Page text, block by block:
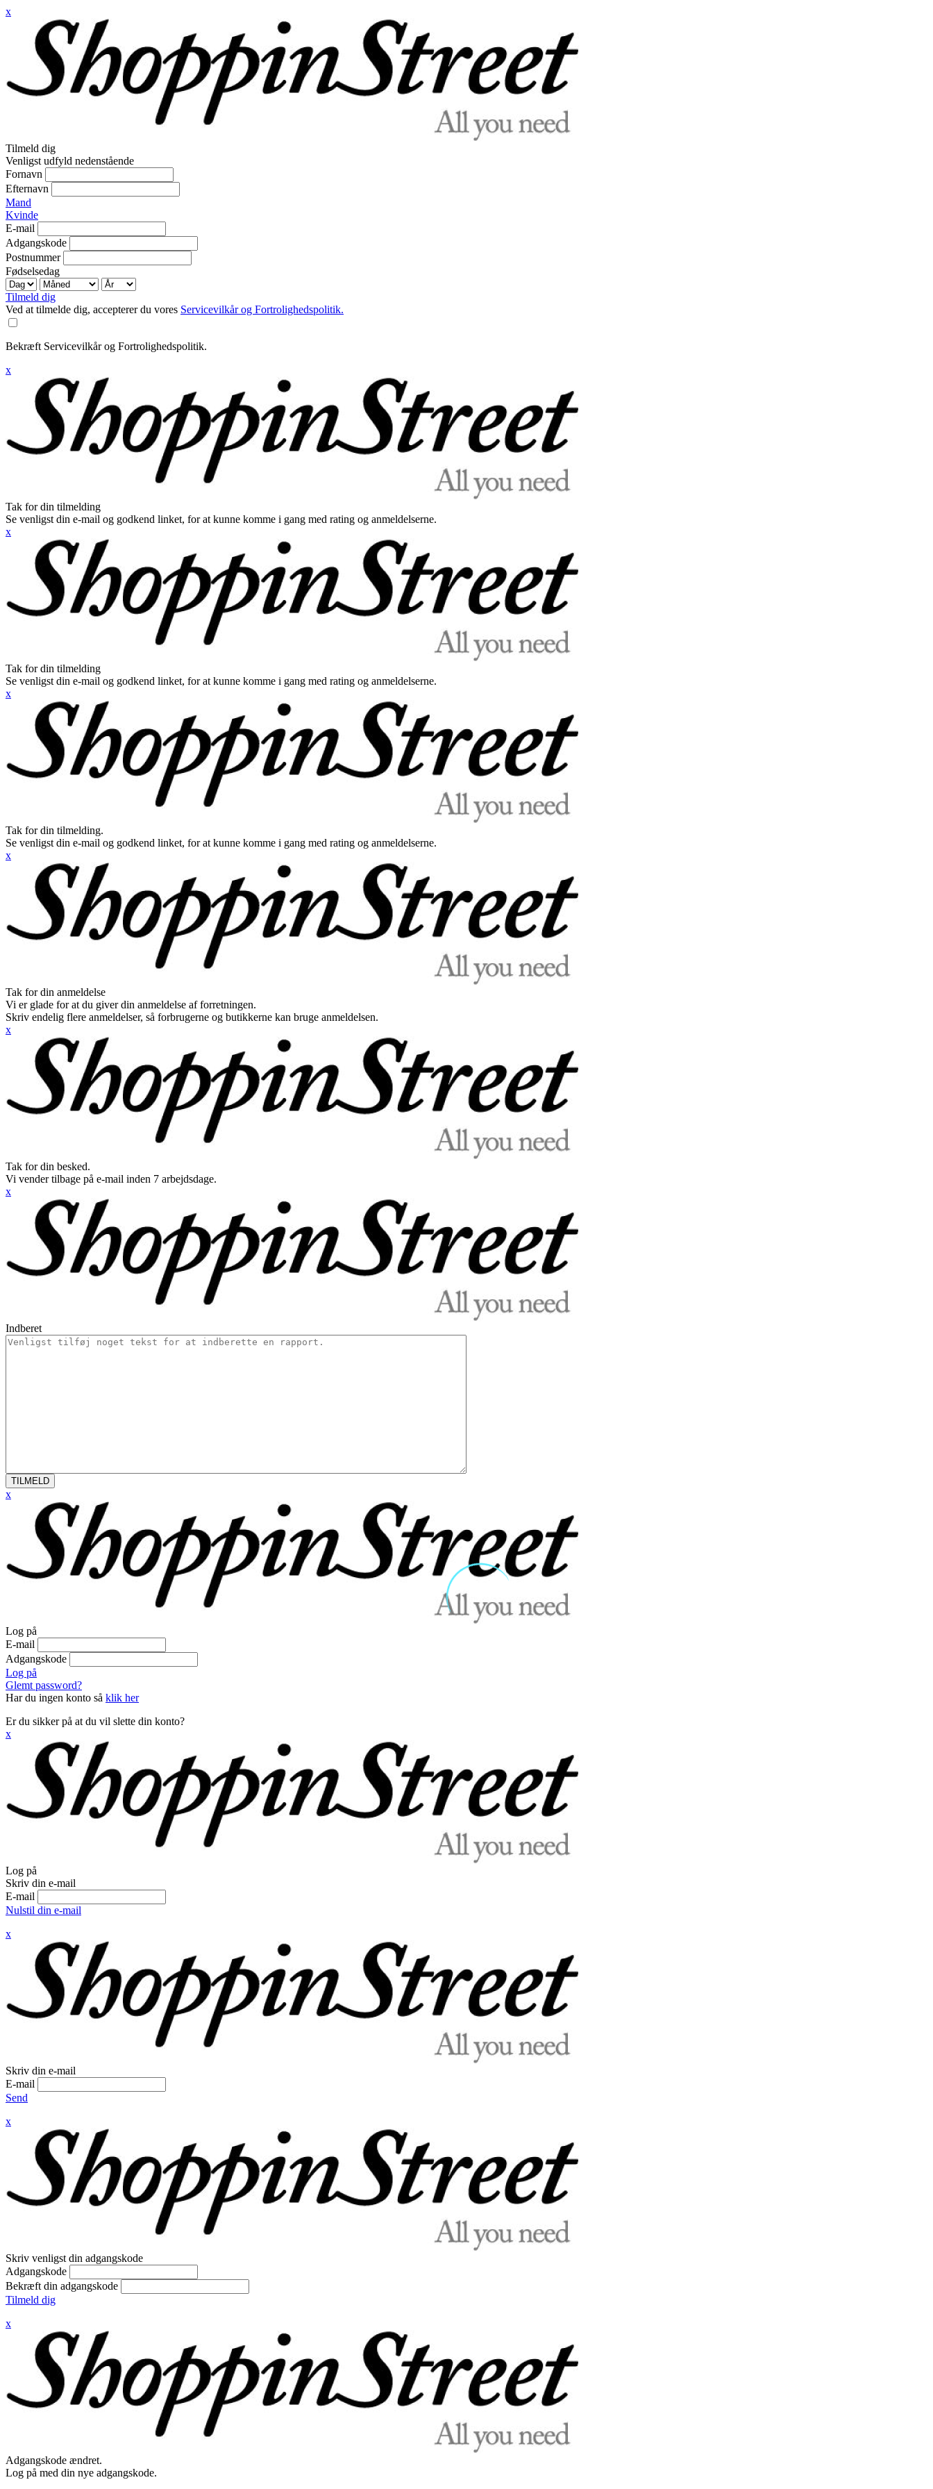
x
Tilmeld dig
Venligst udfyld nedenstående
Fornavn
Efternavn
Mand
Kvinde
E-mail
Adgangskode
Postnummer
Fødselsedag
Tilmeld dig
Ved at tilmelde dig, accepterer du vores Servicevilkår og Fortrolighedspolitik.
Bekræft Servicevilkår og Fortrolighedspolitik.
x
Tak for din tilmelding
Se venligst din e-mail og godkend linket, for at kunne komme i gang med rating og anmeldelserne.
x
Tak for din tilmelding
Se venligst din e-mail og godkend linket, for at kunne komme i gang med rating og anmeldelserne.
x
Tak for din tilmelding.
Se venligst din e-mail og godkend linket, for at kunne komme i gang med rating og anmeldelserne.
x
Tak for din anmeldelse
Vi er glade for at du giver din anmeldelse af forretningen.
Skriv endelig flere anmeldelser, så forbrugerne og butikkerne kan bruge anmeldelsen.
x
Tak for din besked.
Vi vender tilbage på e-mail inden 7 arbejdsdage.
x
Indberet
TILMELD
x
Log på
E-mail
Adgangskode
Log på
Glemt password?
Har du ingen konto så klik her
Er du sikker på at du vil slette din konto?
x
Log på
Skriv din e-mail
E-mail
Nulstil din e-mail
x
Skriv din e-mail
E-mail
Send
x
Skriv venligst din adgangskode
Adgangskode
Bekræft din adgangskode
Tilmeld dig
x
Adgangskode ændret.
Log på med din nye adgangskode.